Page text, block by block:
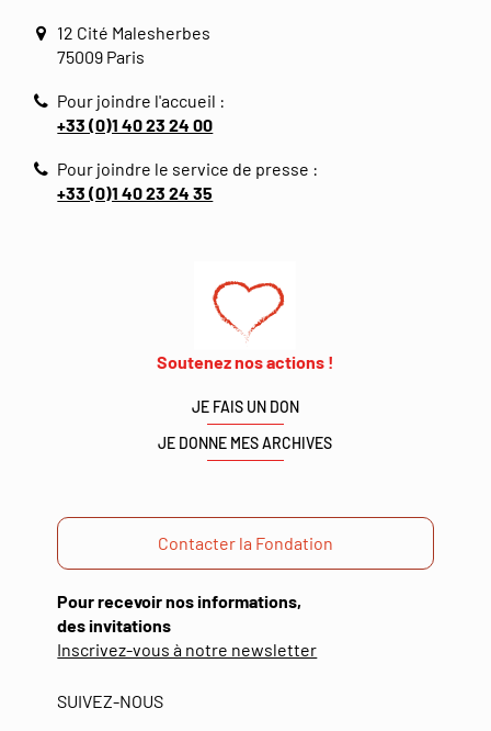
12 Cité Malesherbes
75009 Paris
Pour joindre l'accueil :
+33 (0)1 40 23 24 00
Pour joindre le service de presse :
+33 (0)1 40 23 24 35
Soutenez nos actions !
JE FAIS UN DON
JE DONNE MES ARCHIVES
Contacter la Fondation
Pour recevoir nos informations,
des invitations
Inscrivez-vous à notre newsletter(ouverture
SUIVEZ-NOUS